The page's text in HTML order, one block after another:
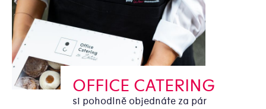
OFFICE CATERING
si pohodlně objednáte za pár